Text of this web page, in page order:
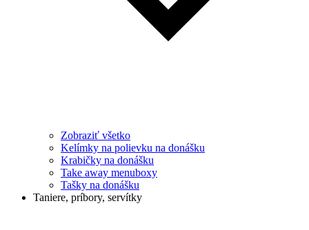
Zobraziť všetko
Kelímky na polievku na donášku
Krabičky na donášku
Take away menuboxy
Tašky na donášku
Taniere, príbory, servítky